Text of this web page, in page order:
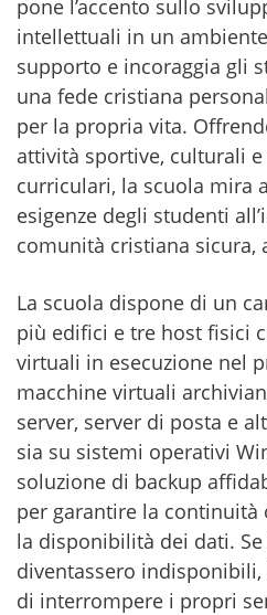
pone l’accento sullo
intellettuali in un
supporto e incoraggia gli
una fede cristiana
per la propria vita.
attività sportive, culturali
curriculari, la scuola mira
esigenze degli studenti
comunità cristiana sicura,
La scuola dispone di un
più edifici e tre host fisici
virtuali in esecuzione nel
macchine virtuali
server, server di posta e
sia su sistemi operativi
soluzione di backup
per garantire la continuità
la disponibilità dei dati.
diventassero
di interrompere i propri